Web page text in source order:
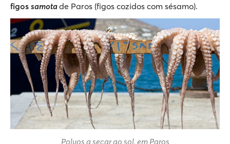
figos samotade Paros (figos cozidos com sésamo).
Polvos a secar ao sol, em Paros